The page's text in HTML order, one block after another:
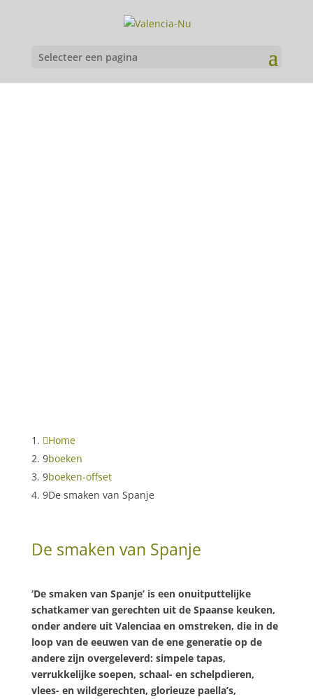
Selecteer een pagina
Home
boeken
boeken-offset
De smaken van Spanje
De smaken van Spanje
‘De smaken van Spanje’ is een onuitputtelijke
schatkamer van gerechten uit de Spaanse keuken,
onder andere uit Valenciaa en omstreken, die in de
loop van de eeuwen van de ene generatie op de
andere zijn overgeleverd: simpele tapas,
verrukkelijke soepen, schaal- en schelpdieren,
vlees- en wildgerechten, glorieuze paella’s,